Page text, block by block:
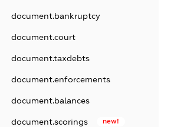
document.bankruptcy
document.court
document.taxdebts
document.enforcements
document.balances
document.scorings new!